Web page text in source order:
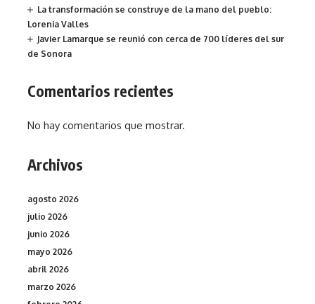
La transformación se construye de la mano del pueblo:
Lorenia Valles
Javier Lamarque se reunió con cerca de 700 líderes del sur
de Sonora
Comentarios recientes
No hay comentarios que mostrar.
Archivos
agosto 2026
julio 2026
junio 2026
mayo 2026
abril 2026
marzo 2026